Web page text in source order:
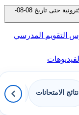
جميع الملفات المتوفرة في قسم الاختبارات الإلكترونية حتى تاريخ 08-08-
التقويم المدرسي
نتائج الامتحانات